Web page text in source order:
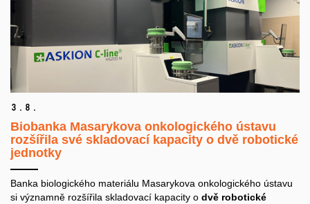
3. 8.
Biobanka Masarykova onkologického ústavu
rozšířila své skladovací kapacity o dvě robotické
jednotky
Banka biologického materiálu Masarykova onkologického ústavu
si významně rozšířila skladovací kapacity o dvě robotické